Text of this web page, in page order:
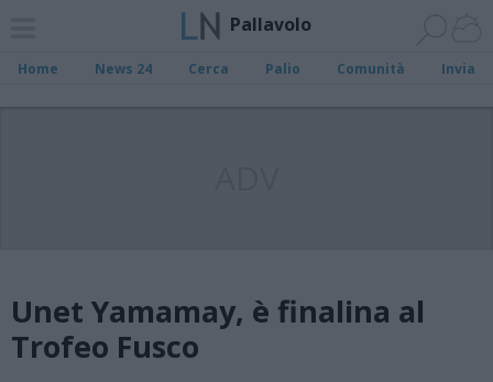
Pallavolo
Home News 24 Cerca Palio Comunità Invia
Unet Yamamay, è finalina al
Trofeo Fusco